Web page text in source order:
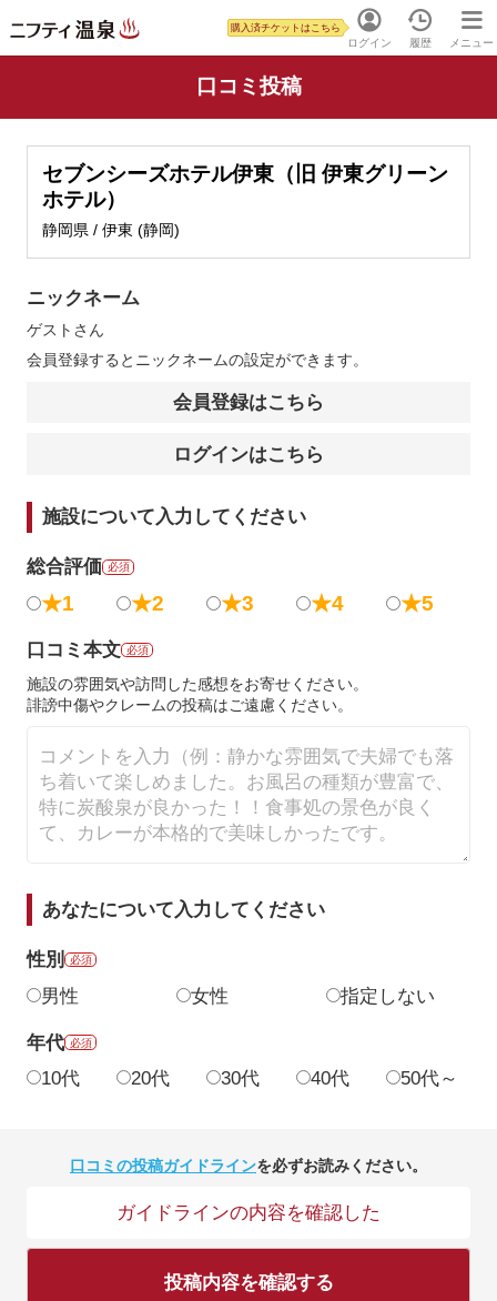
ログイン
購入済チケットはこちら
履歴 メニュー
口コミ投稿
セブンシーズホテル伊東（旧 伊東グリーン
ホテル）
静岡県 / 伊東 (静岡)
ニックネーム
ゲスト さん
会員登録するとニックネームの設定ができます。
会員登録はこちら
ログインはこちら
施設について入力してください
総合評価 必須
★1 ★2 ★3 ★4 ★5
口コミ本文 必須
施設の雰囲気や訪問した感想をお寄せください。
誹謗中傷やクレームの投稿はご遠慮ください。
あなたについて入力してください
性別 必須
男性 女性 指定しない
年代 必須
10代 20代 30代 40代 50代～
口コミの投稿ガイドラインを必ずお読みください。
ガイドラインの内容を確認した
投稿内容を確認する